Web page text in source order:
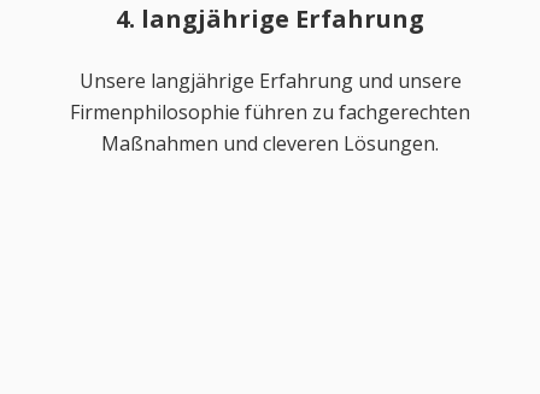
4. langjährige Erfahrung
Unsere langjährige Erfahrung und unsere
Firmenphilosophie führen zu fachgerechten
Maßnahmen und cleveren Lösungen.